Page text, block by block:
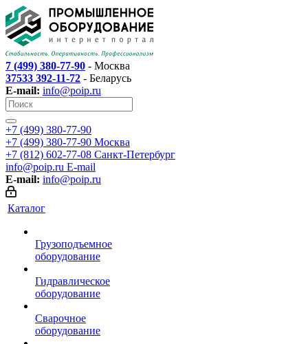
7 (499) 380-77-90 - Москва
37533 392-11-72 - Беларусь
E-mail: info@poip.ru
+7 (499) 380-77-90
+7 (499) 380-77-90 Москва
+7 (812) 602-77-08 Санкт-Петербург
info@poip.ru E-mail
E-mail: info@poip.ru
Каталог
Грузоподъемное
оборудование
Гидравлическое
оборудование
Сварочное
оборудование